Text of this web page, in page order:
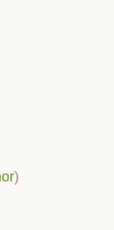
)